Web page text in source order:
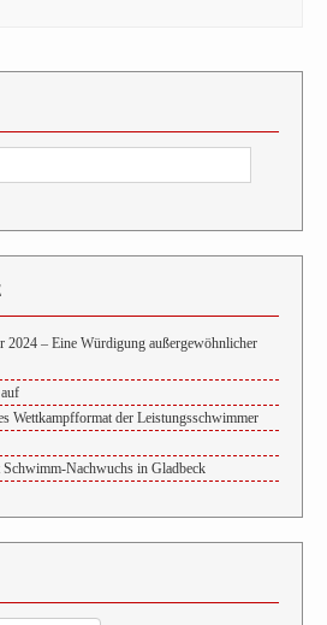
2024 – Eine Würdigung außergewöhnlicher
Wettkampfformat der Leistungsschwimmer
Nachwuchs in Gladbeck